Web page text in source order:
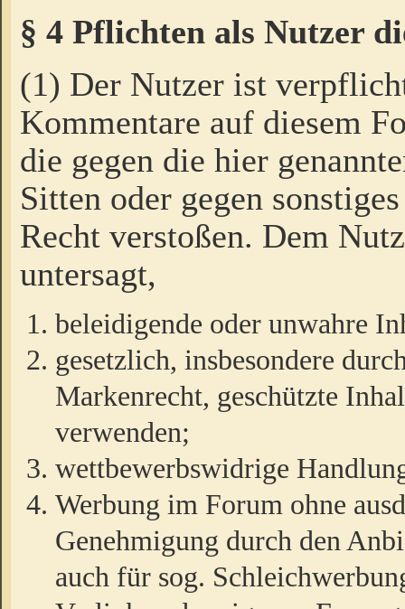
§ 4 Pflichten als Nutzer
(1) Der Nutzer ist
Kommentare auf diesem
die gegen die hier
Sitten oder gegen
Recht verstoßen. Dem
untersagt,
beleidigende oder unwahre
gesetzlich, insbesondere
Markenrecht, geschützte
verwenden;
wettbewerbswidrige
Werbung im Forum ohne
Genehmigung durch den
auch für sog.